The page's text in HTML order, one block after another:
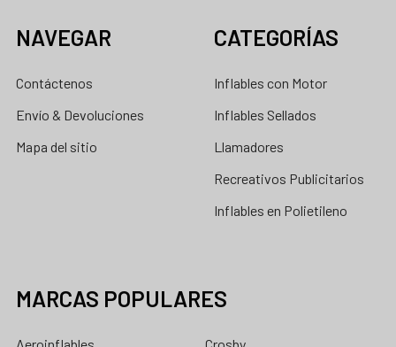
NAVEGAR
Contáctenos
Envío & Devoluciones
Mapa del sitio
CATEGORÍAS
Inflables con Motor
Inflables Sellados
Llamadores
Recreativos Publicitarios
Inflables en Polietileno
MARCAS POPULARES